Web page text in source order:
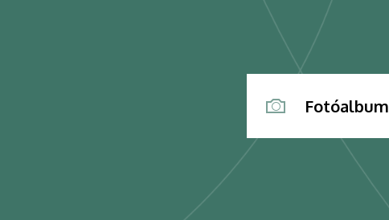
Fotóalbum